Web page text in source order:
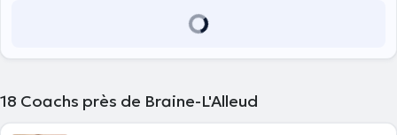
18 Coachs près de Braine-L'Alleud